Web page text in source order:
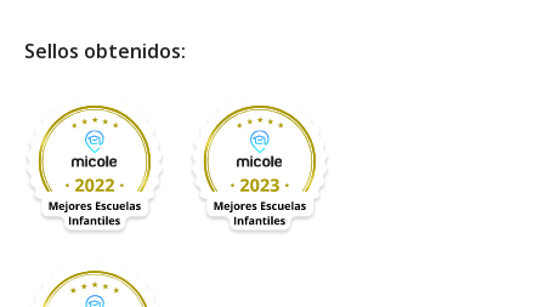
Sellos obtenidos: